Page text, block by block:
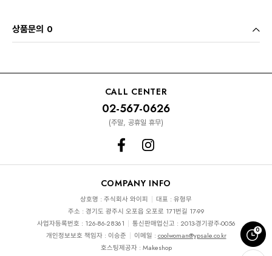
0
상품문의 0
CALL CENTER
02-567-0626
(주말, 공휴일 휴무)
COMPANY INFO
상호명 : 주식회사 와이피
대표 : 유형무
주소 : 경기도 광주시 오포읍 오포로 171번길 17-99
사업자등록번호 : 126-86-28361
통신판매업신고 : 2013-경기광주-0056
개인정보보호 책임자 : 이승준
이메일 : coolwoman@ypsale.co.kr
호스팅제공자 : Makeshop